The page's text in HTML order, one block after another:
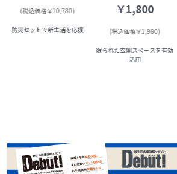
(税込価格￥10,780)
防災セットで新生活を応援
￥1,800
(税込価格￥1,980)
限られた玄関スペースを有効
活用